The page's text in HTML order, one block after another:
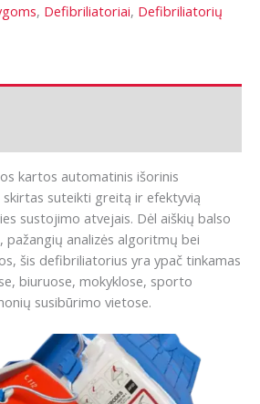
, Defibriliatoriai, Defibriliatorių
kartos automatinis išorinis
suteikti greitą ir efektyvią
sustojimo atvejais. Dėl aiškių balso
pažangių analizės algoritmų bei
šis defibriliatorius yra ypač tinkamas
biuruose, mokyklose, sporto
susibūrimo vietose.